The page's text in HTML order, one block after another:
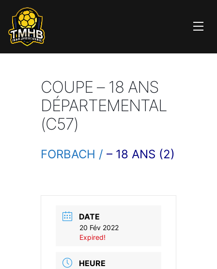
COUPE – 18 ANS
DÉPARTEMENTAL
(C57)
FORBACH / – 18 ANS (2)
DATE
20 Fév 2022
Expired!
HEURE